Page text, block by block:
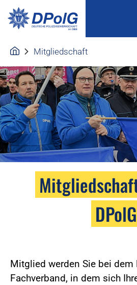
Mitgliedschaft
DPolG
Mitglied werden Sie bei dem
Fachverband, in dem sich